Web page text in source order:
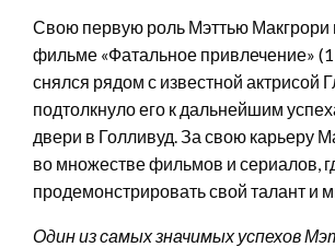
Свою первую роль Мэттью Макгрори
фильме «Фатальное привлечение»
снялся рядом с известной актрисой
подтолкнуло его к дальнейшим
двери в Голливуд. За свою карьеру
во множестве фильмов и сериалов,
продемонстрировать свой талант и
Один из самых значимых успехов